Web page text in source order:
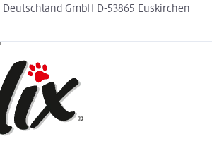
GmbH D-53865 Euskirchen